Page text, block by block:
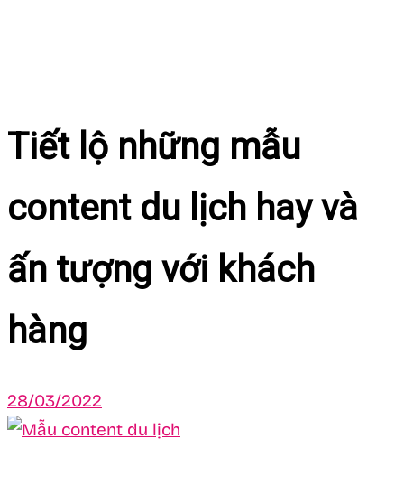
Tiết lộ những mẫu
content du lịch hay và
ấn tượng với khách
hàng
28/03/2022